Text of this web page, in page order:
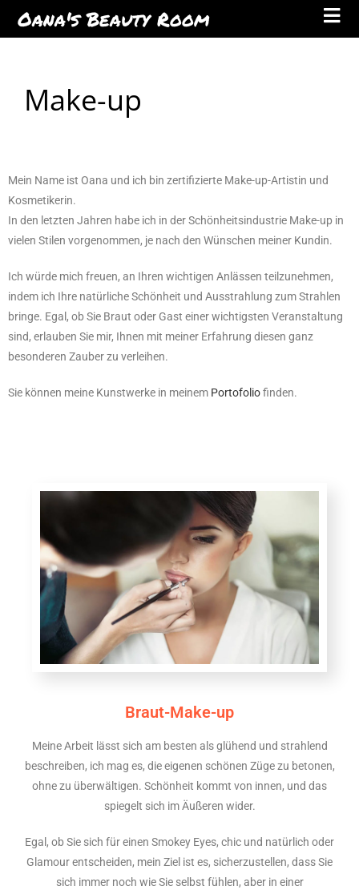
Oana's Beauty Room
Make-up
Mein Name ist Oana und ich bin zertifizierte Make-up-Artistin und
Kosmetikerin.
In den letzten Jahren habe ich in der Schönheitsindustrie Make-up in
vielen Stilen vorgenommen, je nach den Wünschen meiner Kundin.
Ich würde mich freuen, an Ihren wichtigen Anlässen teilzunehmen,
indem ich Ihre natürliche Schönheit und Ausstrahlung zum Strahlen
bringe. Egal, ob Sie Braut oder Gast einer wichtigsten Veranstaltung
sind, erlauben Sie mir, Ihnen mit meiner Erfahrung diesen ganz
besonderen Zauber zu verleihen.
Sie können meine Kunstwerke in meinem Portofoliofinden.
Braut-Make-up
Meine Arbeit lässt sich am besten als glühend und strahlend
beschreiben, ich mag es, die eigenen schönen Züge zu betonen,
ohne zu überwältigen. Schönheit kommt von innen, und das
spiegelt sich im Äußeren wider.
Egal, ob Sie sich für einen Smokey Eyes, chic und natürlich oder
Glamour entscheiden, mein Ziel ist es, sicherzustellen, dass Sie
sich immer noch wie Sie selbst fühlen, aber in einer